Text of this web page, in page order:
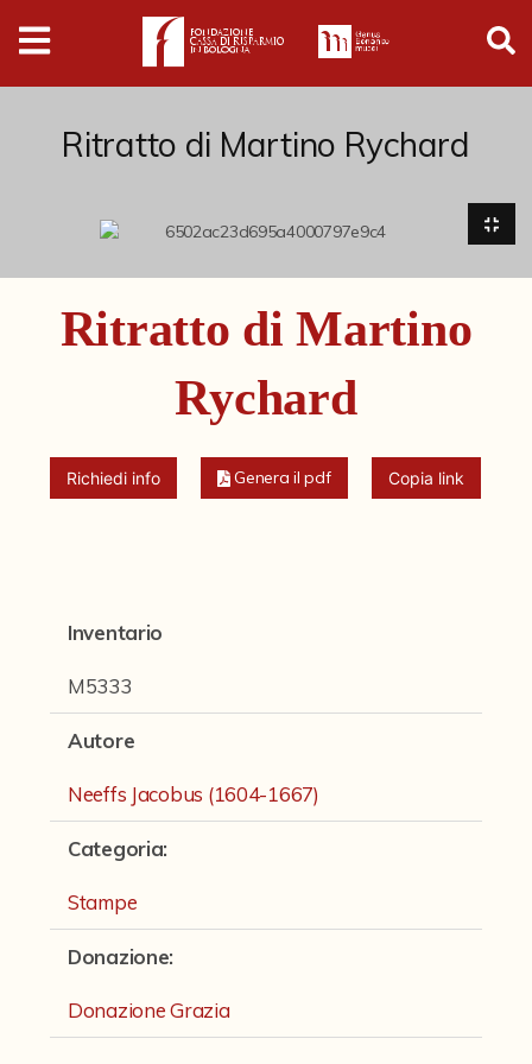
Digital
Humanities
Donazioni
Fotografia e Nuovi Media
Manoscritti
Strumenti Musicali
Testi a Stampa
virtual tour
Il progetto Digital Humanities
Ritratto di Martino Rychard
Ritratto di Martino
Rychard
Richiedi info Genera il pdf Copia link
Inventario
M5333
Autore
Neeffs Jacobus (1604-1667)
Categoria:
Stampe
Donazione:
Donazione Grazia